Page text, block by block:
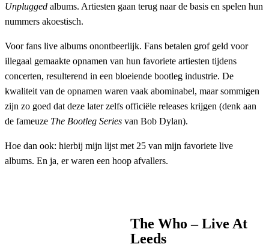
Unplugged albums. Artiesten gaan terug naar de basis en spelen hun
nummers akoestisch.
Voor fans live albums onontbeerlijk. Fans betalen grof geld voor
illegaal gemaakte opnamen van hun favoriete artiesten tijdens
concerten, resulterend in een bloeiende bootleg industrie. De
kwaliteit van de opnamen waren vaak abominabel, maar sommigen
zijn zo goed dat deze later zelfs officiële releases krijgen (denk aan
de fameuze The Bootleg Series van Bob Dylan).
Hoe dan ook: hierbij mijn lijst met 25 van mijn favoriete live
albums. En ja, er waren een hoop afvallers.
The Who – Live At
Leeds